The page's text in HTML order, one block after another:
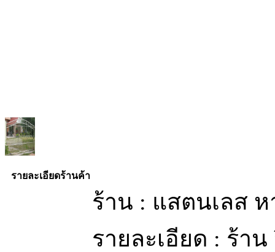
รายละเอียดร้านค้า
ร้าน : แสตนเลส
รายละเอียด : ร้า